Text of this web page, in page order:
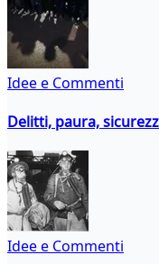
Idee e Commenti
Delitti, paura,
Idee e Commenti